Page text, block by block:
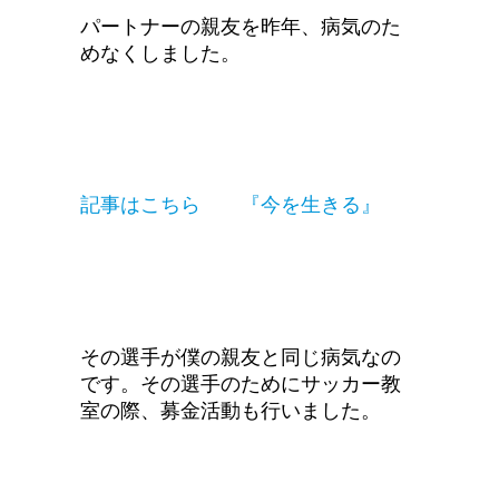
パートナーの親友を昨年、病気のた
めなくしました。
記事はこちら 『今を生きる』
その選手が僕の親友と同じ病気なの
です。その選手のためにサッカー教
室の際、募金活動も行いました。